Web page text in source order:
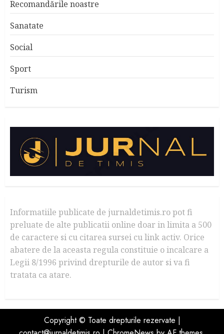
Recomandările noastre
Sanatate
Social
Sport
Turism
Informatiile publicate de jurnaldetimis.ro pot fi
preluate de alte publicatii online doar in limita a 500
de caractere si cu citarea sursei cu link activ. Orice
abatere de la aceasta regula constituie o incalcare a
Legii 8/1996 privind drepturile de autor si va fi
tratata ca atare.
Copyright © Toate drepturile rezervate |